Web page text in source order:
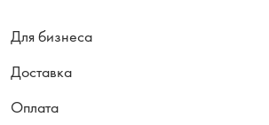
Для бизнеса
Доставка
Оплата